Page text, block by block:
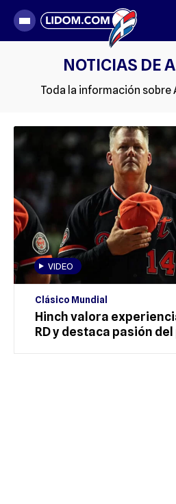
NOTICIAS DE
Toda la información sobre
VIDEO
Clásico Mundial
Hinch valora
RD y destaca pasión